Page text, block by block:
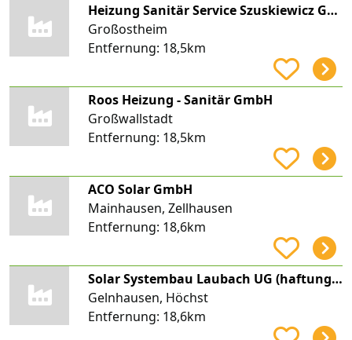
Heizung Sanitär Service Szuskiewicz GmbH
Großostheim
Entfernung: 18,5km
Roos Heizung - Sanitär GmbH
Großwallstadt
Entfernung: 18,5km
ACO Solar GmbH
Mainhausen, Zellhausen
Entfernung: 18,6km
Solar Systembau Laubach UG (haftungsbeschränkt)
Gelnhausen, Höchst
Entfernung: 18,6km